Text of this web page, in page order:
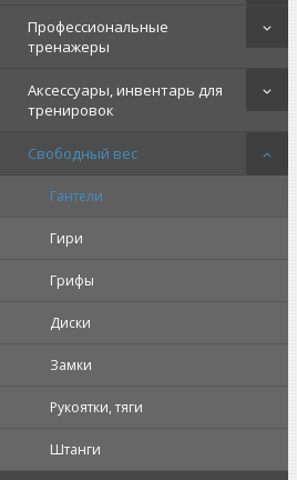
Профессиональные
тренажеры
Аксессуары, инвентарь для
тренировок
Свободный вес
Гантели
Гири
Грифы
Диски
Замки
Рукоятки, тяги
Штанги